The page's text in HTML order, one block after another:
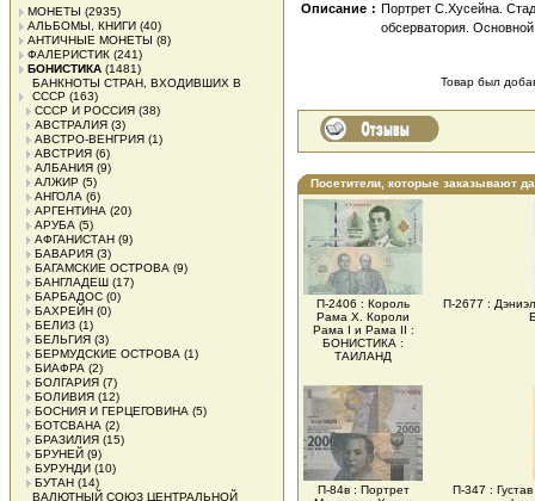
МОНЕТЫ (2935)
АЛЬБОМЫ, КНИГИ (40)
АНТИЧНЫЕ МОНЕТЫ (8)
ФАЛЕРИСТИК (241)
БОНИСТИКА (1481)
БАНКНОТЫ СТРАН, ВХОДИВШИХ В
СССР (163)
СССР И РОССИЯ (38)
АВСТРАЛИЯ (3)
АВСТРО-ВЕНГРИЯ (1)
АВСТРИЯ (6)
АЛБАНИЯ (9)
АЛЖИР (5)
АНГОЛА (6)
АРГЕНТИНА (20)
АРУБА (5)
АФГАНИСТАН (9)
БАВАРИЯ (3)
БАГАМСКИЕ ОСТРОВА (9)
БАНГЛАДЕШ (17)
БАРБАДОС (0)
БАХРЕЙН (0)
БЕЛИЗ (1)
БЕЛЬГИЯ (3)
БЕРМУДСКИЕ ОСТРОВА (1)
БИАФРА (2)
БОЛГАРИЯ (7)
БОЛИВИЯ (12)
БОСНИЯ И ГЕРЦЕГОВИНА (5)
БОТСВАНА (2)
БРАЗИЛИЯ (15)
БРУНЕЙ (9)
БУРУНДИ (10)
БУТАН (14)
ВАЛЮТНЫЙ СОЮЗ ЦЕНТРАЛЬНОЙ
Описание : Портрет С.Хусейна.
обсерватория.
Товар был
Посетители, которые заказывают
П-2406 : Король
Рама X. Короли
Рама I и Рама II :
БОНИСТИКА :
ТАИЛАНД
П-2677 :
П-84в : Портрет
П-347 :